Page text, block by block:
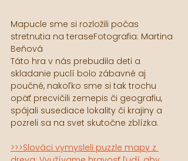
Mapucle sme si rozložili počas
stretnutia na teraseFotografia: Martina
Beňová
Táto hra v nás prebudila deti a
skladanie puclí bolo zábavné aj
poučné, nakoľko sme si tak trochu
opäť precvičili zemepis či geografiu,
spájali susediace lokality či krajiny a
pozreli sa na svet skutočne zblízka.
>>>Slováci vymysleli puzzle mapy z